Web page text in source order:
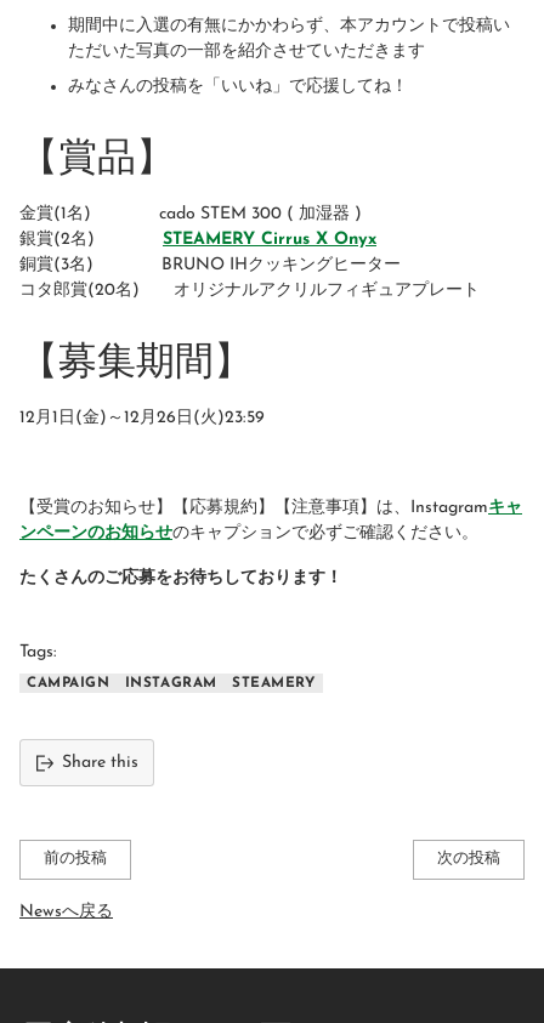
期間中に入選の有無にかかわらず、本アカウントで投稿い
ただいた写真の一部を紹介させていただきます
みなさんの投稿を「いいね」で応援してね！
【賞品】
金賞(1名) cado STEM 300 ( 加湿器 )
銀賞(2名) STEAMERY Cirrus X Onyx
銅賞(3名) BRUNO IHクッキングヒーター
コタ郎賞(20名) オリジナルアクリルフィギュアプレート
【募集期間】
12月1日(金)～12月26日(火)23:59
【受賞のお知らせ】【応募規約】【注意事項】は、Instagramキャ
ンペーンのお知らせのキャプションで必ずご確認ください。
たくさんのご応募をお待ちしております！
Tags:
CAMPAIGN INSTAGRAM STEAMERY
Share this
前の投稿 次の投稿
Newsへ戻る